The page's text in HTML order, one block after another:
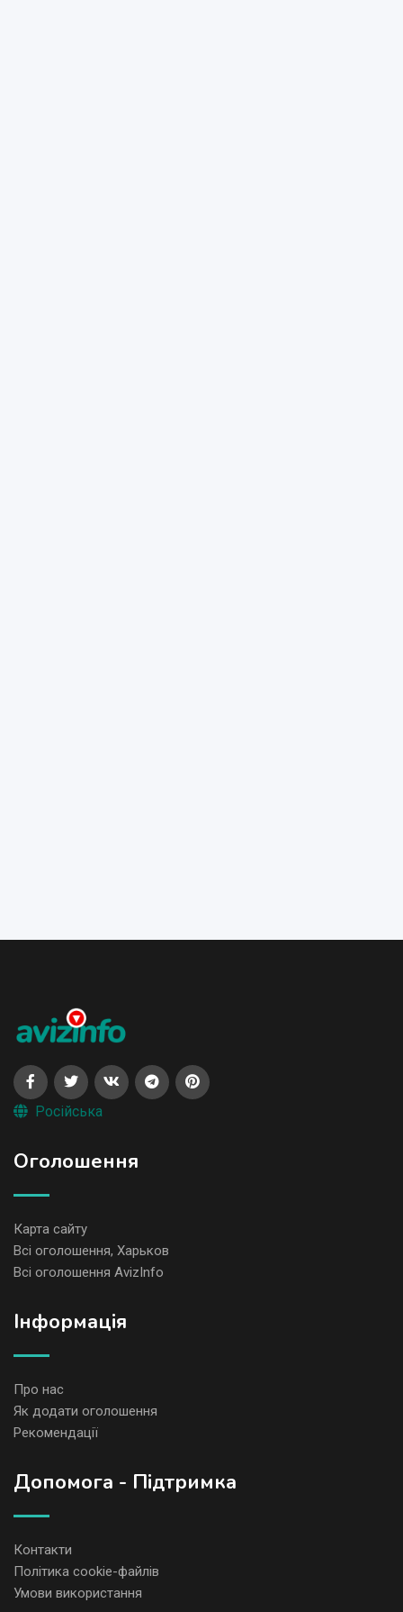
Російська
Оголошення
Карта сайту
Всі оголошення, Харьков
Всі оголошення AvizInfo
Iнформація
Про нас
Як додати оголошення
Рекомендації
Допомога - Підтримка
Контакти
Політика cookie-файлів
Умови використання